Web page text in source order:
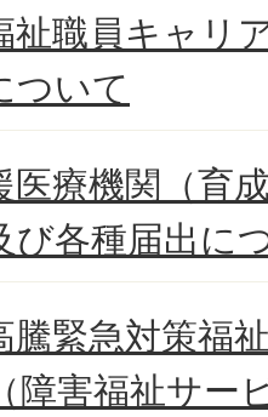
祉職員キャリ
ついて
医療機関（育
び各種届出に
騰緊急対策福
障害福祉サー